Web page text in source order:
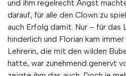
und ihm regelrecht Angst
darauf, für alle den Clown zu
auch Erfolg damit. Nur – für das
hinderlich und Florian kam
Lehrerin, die mit den wilden
hatte, war zunehmend genervt